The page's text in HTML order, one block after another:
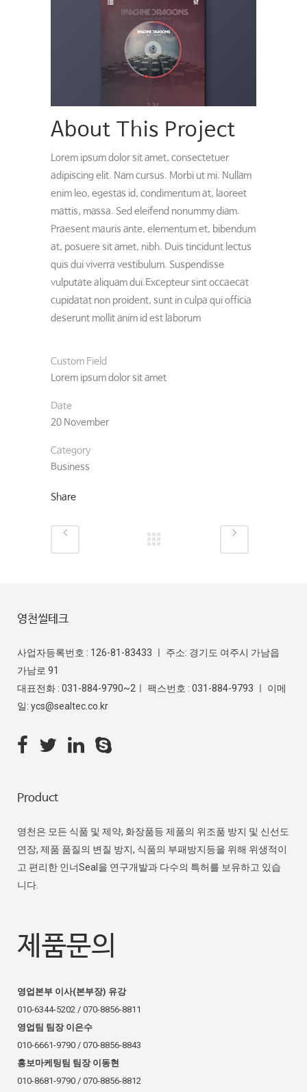
About This Project
Lorem ipsum dolor sit amet, consectetuer
adipiscing elit. Nam cursus. Morbi ut mi. Nullam
enim leo, egestas id, condimentum at, laoreet
mattis, massa. Sed eleifend nonummy diam.
Praesent mauris ante, elementum et, bibendum
at, posuere sit amet, nibh. Duis tincidunt lectus
quis dui viverra vestibulum. Suspendisse
vulputate aliquam dui.Excepteur sint occaecat
cupidatat non proident, sunt in culpa qui officia
deserunt mollit anim id est laborum
Custom Field
Lorem ipsum dolor sit amet
Date
20 November
Category
Business
Share
영천씰테크
사업자등록번호 : 126-81-83433 ㅣ 주소: 경기도 여주시 가남읍
가남로 91
대표전화 : 031-884-9790~2ㅣ 팩스번호 : 031-884-9793 ㅣ 이메
일: ycs@sealtec.co.kr
Product
영천은 모든 식품 및 제약, 화장품등 제품의 위조품 방지 및 신선도
연장, 제품 품질의 변질 방지, 식품의 부패방지등을 위해 위생적이
고 편리한 인너Seal을 연구개발과 다수의 특허를 보유하고 있습
니다.
제품문의
영업본부 이사(본부장) 유강
010-6344-5202 / 070-8856-8811
영업팀 팀장 이은수
010-6661-9790 / 070-8856-8843
홍보마케팅팀 팀장 이동현
010-8681-9790 / 070-8856-8812